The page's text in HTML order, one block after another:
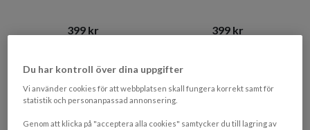
399 kr​​ 399 kr​​
PRISMATCHAD PRISMATCHAD
Du har kontroll över dina uppgifter
Vi använder cookies för att webbplatsen skall fungera korrekt samt för
statistik och personanpassad annonsering.
Genom att klicka på "acceptera alla cookies" samtycker du till lagring av